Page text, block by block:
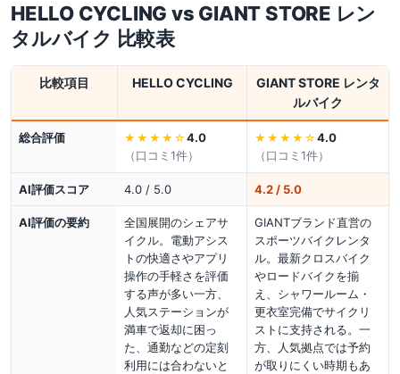
HELLO CYCLING vs GIANT STORE レン
タルバイク 比較表
比較項目 HELLO CYCLING
GIANT STORE レンタ
ルバイク
総合評価 ★★★★ ☆ 4.0
（口コミ 1件）
★★★★ ☆ 4.0
（口コミ 1件）
AI評価スコア 4.0 / 5.0 4.2 / 5.0
AI評価の要約
全国展開のシェアサ
イクル。電動アシス
トの快適さやアプリ
操作の手軽さを評価
する声が多い一方、
人気ステーションが
満車で返却に困っ
た、通勤などの定刻
利用には合わないと
GIANTブランド直営の
スポーツバイクレンタ
ル。最新クロスバイク
やロードバイクを揃
え、シャワールーム・
更衣室完備でサイクリ
ストに支持される。一
方、人気拠点では予約
が取りにくい時期もあ